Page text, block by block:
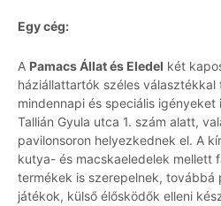
Egy cég:
A Pamacs Állat és Eledel két
háziállattartók széles választékkal
mindennapi és speciális igényeket
Tallián Gyula utca 1. szám alatt,
pavilonsoron helyezkednek el. A
kutya- és macskaeledelek mellett
termékek is szerepelnek, továbbá
játékok, külső élősködők elleni